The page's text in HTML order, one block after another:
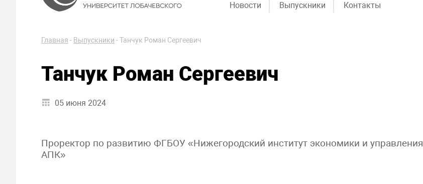
Новости Выпускники Контакты
Главная - Выпускники -Танчук Роман Сергеевич
Танчук Роман Сергеевич
05 июня 2024
Проректор по развитию ФГБОУ «Нижегородский институт экономики и управления
АПК»